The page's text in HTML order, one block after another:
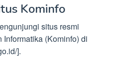
Kominfo
situs resmi
(Kominfo) di
].